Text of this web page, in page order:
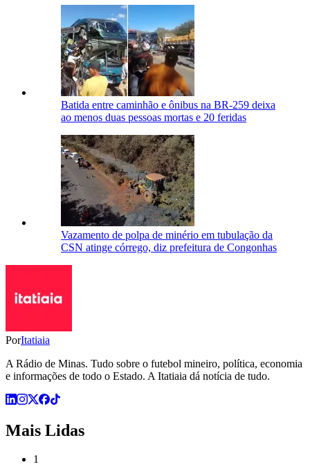
Batida entre caminhão e ônibus na BR-259 deixa
ao menos duas pessoas mortas e 20 feridas
Vazamento de polpa de minério em tubulação da
CSN atinge córrego, diz prefeitura de Congonhas
PorItatiaia
A Rádio de Minas. Tudo sobre o futebol mineiro, política, economia
e informações de todo o Estado. A Itatiaia dá notícia de tudo.
Mais Lidas
1